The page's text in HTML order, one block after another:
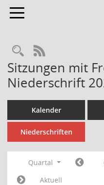
Toggle navigation
RSS-Feed
Sitzungen mit
Niederschrift
Kalender
Niederschriften
Quartal
Aktuell